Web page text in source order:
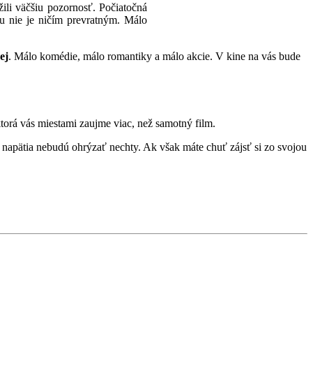
väčšiu pozornosť. Počiatočná
nie je ničím prevratným. Málo
. Málo komédie, málo romantiky a málo akcie. V kine na vás bude
vás miestami zaujme viac, než samotný film.
nebudú ohrýzať nechty. Ak však máte chuť zájsť si zo svojou